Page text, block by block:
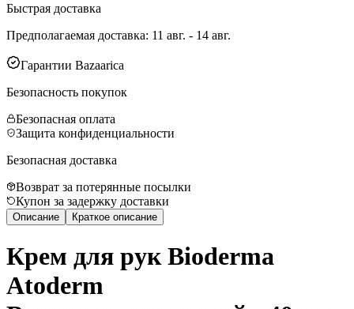
Быстрая доставка
Предполагаемая доставка: 11 авг. - 14 авг.
Гарантии Bazaarica
Безопасность покупок
Безопасная оплата
Защита конфиденциальности
Безопасная доставка
Возврат за потерянные посылки
Купон за задержку доставки
Описание Краткое описание
Крем для рук Bioderma
Atoderm